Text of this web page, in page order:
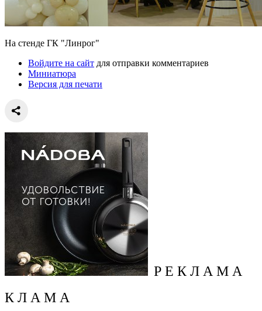
На стенде ГК "Линрог"
Войдите на сайт для отправки комментариев
Миниатюра
Версия для печати
Р Е К Л А М А
К Л А М А